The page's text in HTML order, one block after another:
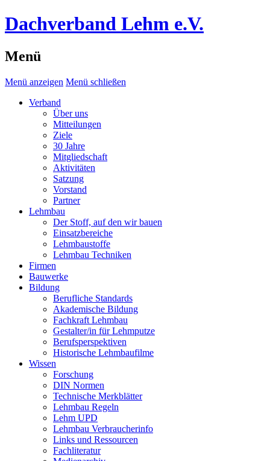
Dachverband Lehm e.V.
Menü
Menü anzeigen Menü schließen
Verband
Über uns
Mitteilungen
Ziele
30 Jahre
Mitgliedschaft
Aktivitäten
Satzung
Vorstand
Partner
Lehmbau
Der Stoff, auf den wir bauen
Einsatzbereiche
Lehmbaustoffe
Lehmbau Techniken
Firmen
Bauwerke
Bildung
Berufliche Standards
Akademische Bildung
Fachkraft Lehmbau
Gestalter/in für Lehmputze
Berufsperspektiven
Historische Lehmbaufilme
Wissen
Forschung
DIN Normen
Technische Merkblätter
Lehmbau Regeln
Lehm UPD
Lehmbau Verbraucherinfo
Links und Ressourcen
Fachliteratur